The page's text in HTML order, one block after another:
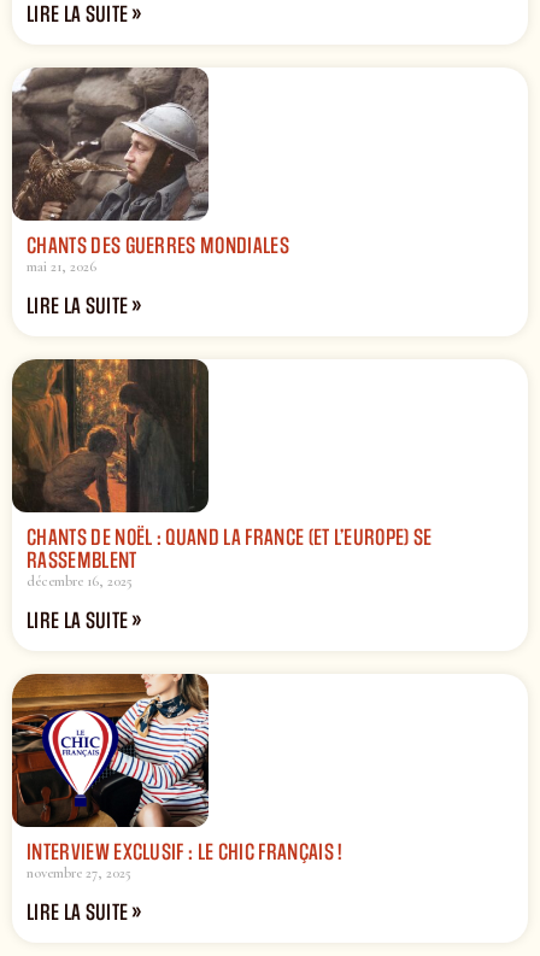
LIRE LA SUITE »
CHANTS DES GUERRES MONDIALES
mai 21, 2026
LIRE LA SUITE »
CHANTS DE NOËL : QUAND LA FRANCE (ET L’EUROPE) SE
RASSEMBLENT
décembre 16, 2025
LIRE LA SUITE »
INTERVIEW EXCLUSIF : LE CHIC FRANÇAIS !
novembre 27, 2025
LIRE LA SUITE »